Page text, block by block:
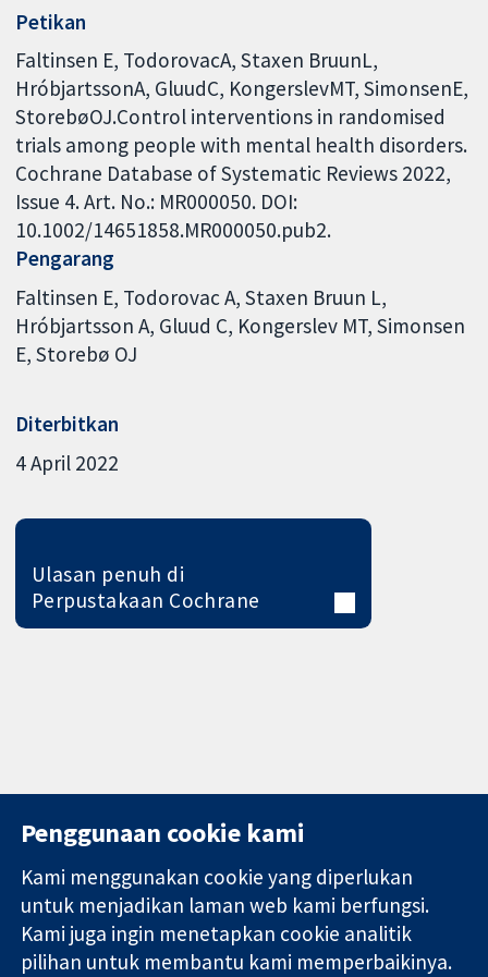
Petikan
Faltinsen E, TodorovacA, Staxen BruunL,
HróbjartssonA, GluudC, KongerslevMT, SimonsenE,
StorebøOJ.Control interventions in randomised
trials among people with mental health disorders.
Cochrane Database of Systematic Reviews 2022,
Issue 4. Art. No.: MR000050. DOI:
10.1002/14651858.MR000050.pub2.
Pengarang
Faltinsen E Todorovac A Staxen Bruun L
Hróbjartsson A Gluud C Kongerslev MT Simonsen
E Storebø OJ
Diterbitkan
4 April 2022
Ulasan penuh di
Perpustakaan Cochrane
Bukti yang
dipercayai.
11-13 Cavendish
Square
London
W1G 0AN
Hubungi kita
Berita
Pejabat
akhbar
Penggunaan cookie kami
Kami menggunakan cookie yang diperlukan
untuk menjadikan laman web kami berfungsi.
Kami juga ingin menetapkan cookie analitik
pilihan untuk membantu kami memperbaikinya.